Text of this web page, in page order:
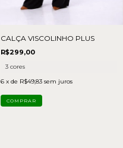
CALÇA VISCOLINHO PLUS
R$299,00
3 cores
6 x de R$49,83 sem juros
COMPRAR